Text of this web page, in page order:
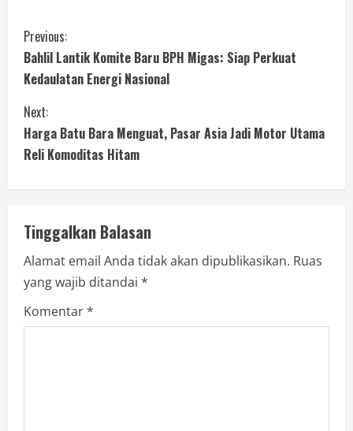
Previous:
Bahlil Lantik Komite Baru BPH Migas: Siap Perkuat
Kedaulatan Energi Nasional
Next:
Harga Batu Bara Menguat, Pasar Asia Jadi Motor Utama
Reli Komoditas Hitam
Tinggalkan Balasan
Alamat email Anda tidak akan dipublikasikan. Ruas
yang wajib ditandai *
Komentar*